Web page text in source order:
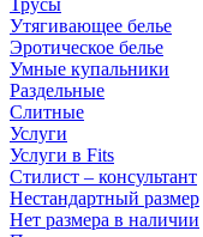
Трусы
Утягивающее белье
Эротическое белье
Умные купальники
Раздельные
Слитные
Услуги
Услуги в Fits
Стилист – консультант
Нестандартный размер
Нет размера в наличии